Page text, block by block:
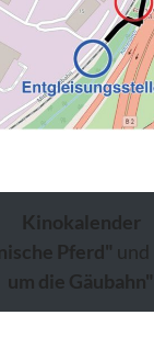
Kinokalender
Pferd" und
um die Gäubahn"